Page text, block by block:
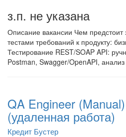
з.п. не указана
Описание вакансии Чем
тестами требований к продукту:
Тестирование REST/SOAP API:
Postman, Swagger/OpenAPI, анализ
QA Engineer (Manual)
(удаленная работа)
Кредит Бустер